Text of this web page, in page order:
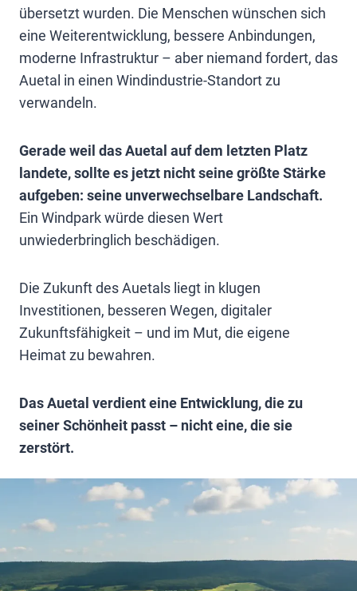
übersetzt wurden. Die Menschen wünschen sich
eine Weiterentwicklung, bessere Anbindungen,
moderne Infrastruktur – aber niemand fordert, das
Auetal in einen Windindustrie-Standort zu
verwandeln.
Gerade weil das Auetal auf dem letzten Platz
landete, sollte es jetzt nicht seine größte Stärke
aufgeben: seine unverwechselbare Landschaft.
Ein Windpark würde diesen Wert
unwiederbringlich beschädigen.
Die Zukunft des Auetals liegt in klugen
Investitionen, besseren Wegen, digitaler
Zukunftsfähigkeit – und im Mut, die eigene
Heimat zu bewahren.
Das Auetal verdient eine Entwicklung, die zu
seiner Schönheit passt – nicht eine, die sie
zerstört.